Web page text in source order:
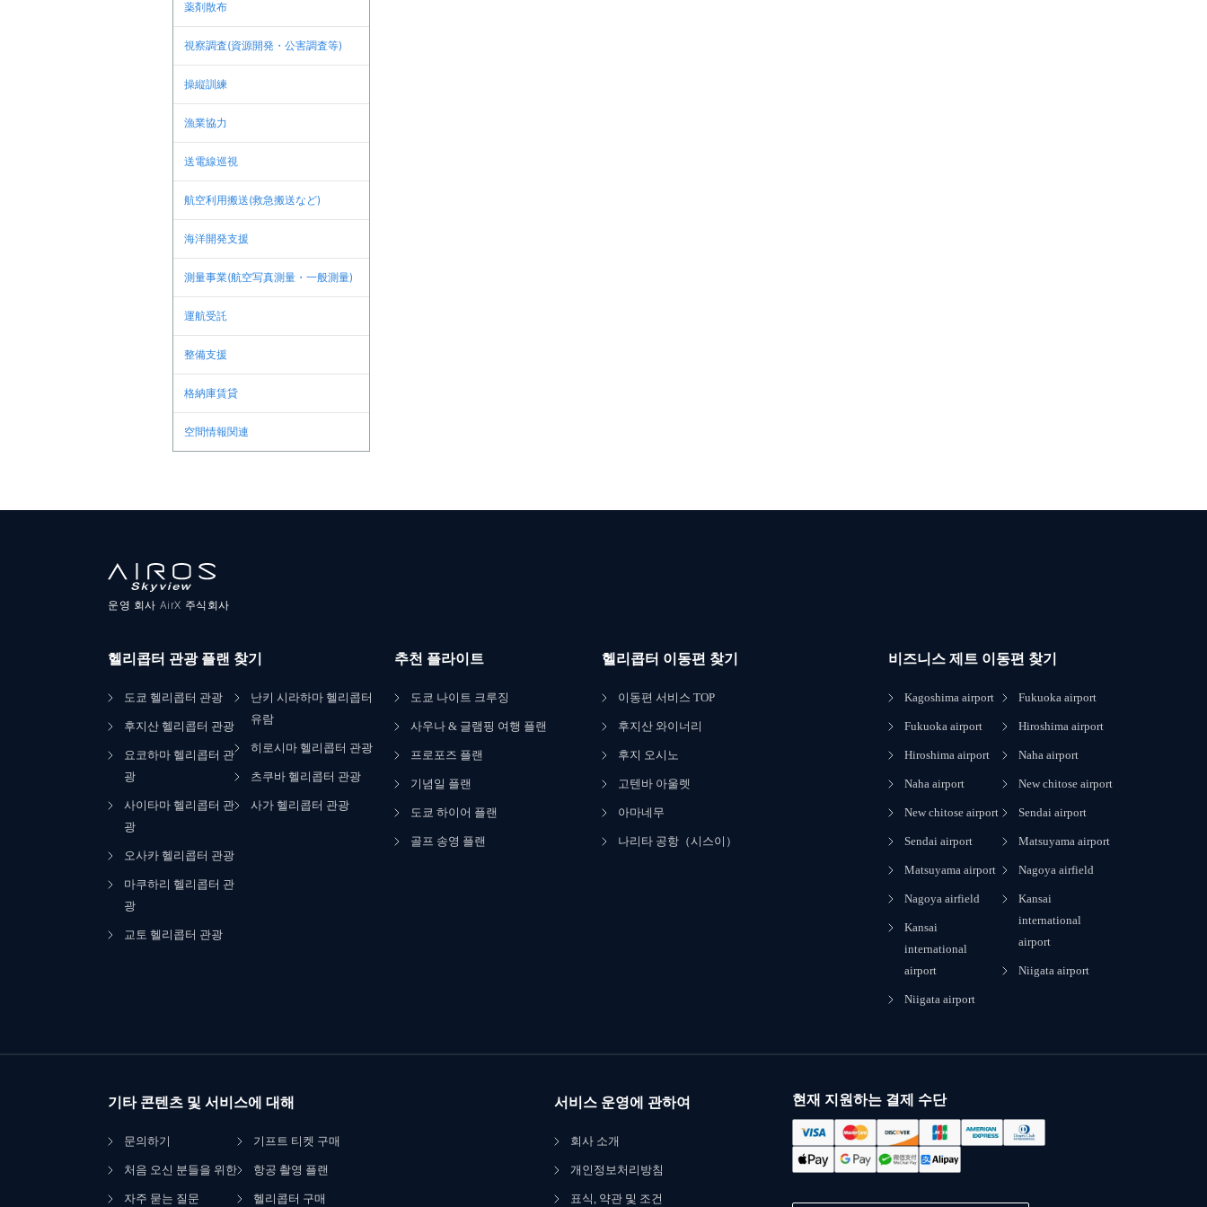
薬剤散布
視察調査(資源開発・公害調査等)
操縦訓練
漁業協力
送電線巡視
航空利用搬送(救急搬送など)
海洋開発支援
測量事業(航空写真測量・一般測量)
運航受託
整備支援
格納庫賃貸
空間情報関連
운영 회사 AirX 주식회사
헬리콥터 관광 플랜 찾기
도쿄 헬리콥터 관광
후지산 헬리콥터 관광
요코하마 헬리콥터 관
광
사이타마 헬리콥터 관
광
오사카 헬리콥터 관광
마쿠하리 헬리콥터 관
광
교토 헬리콥터 관광
난키 시라하마 헬리콥터
유람
히로시마 헬리콥터 관광
츠쿠바 헬리콥터 관광
사가 헬리콥터 관광
추천 플라이트
도쿄 나이트 크루징
사우나 & 글램핑 여행 플랜
프로포즈 플랜
기념일 플랜
도쿄 하이어 플랜
골프 송영 플랜
헬리콥터 이동편 찾기
이동편 서비스 TOP
후지산 와이너리
후지 오시노
고텐바 아울렛
아마네무
나리타 공항（시스이）
비즈니스 제트 이동편 찾기
Kagoshima airport
Fukuoka airport
Hiroshima airport
Naha airport
New chitose airport
Sendai airport
Matsuyama airport
Nagoya airfield
Kansai
international
airport
Niigata airport
Fukuoka airport
Hiroshima airport
Naha airport
New chitose airport
Sendai airport
Matsuyama airport
Nagoya airfield
Kansai
international
airport
Niigata airport
기타 콘텐츠 및 서비스에 대해
문의하기
처음 오신 분들을 위한
자주 묻는 질문
기프트 티켓 구매
항공 촬영 플랜
헬리콥터 구매
서비스 운영에 관하여
회사 소개
개인정보처리방침
표식, 약관 및 조건
현재 지원하는 결제 수단